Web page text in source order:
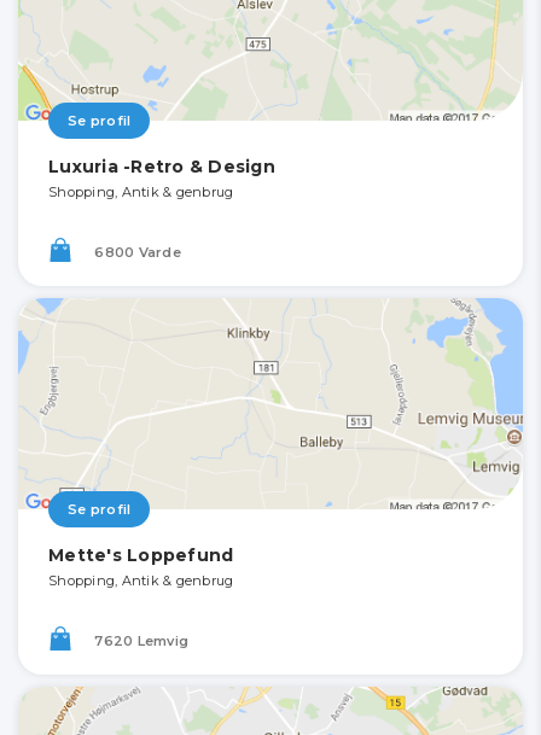
Se profil
Luxuria -Retro & Design
Shopping, Antik & genbrug
6800 Varde
Se profil
Mette's Loppefund
Shopping, Antik & genbrug
7620 Lemvig